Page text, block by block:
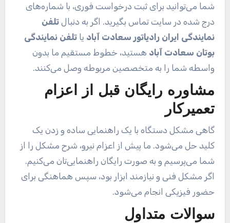
شما می‌توانید برای ثبت درخواست فوری، با شماره‌های
درج شده در سایت تماس بگیرید. اگر به دنبال تلفن
نمایندگی ایران رادیاتور سعادت آباد یا تلفن نمایندگی
بوتان سعادت آباد هستید، خطوط مستقیم ما بدون
واسطه شما را به متخصصین مربوطه وصل می‌کنند.
مشاوره رایگان قبل از اعزام
تعمیرکار
گاهی مشکل دستگاه با یک راهنمایی ساده و زدن یک
کلید حل می‌شود. ما پیش از اعزام نیرو، شرح مشکل را از
شما می‌پرسیم و به صورت رایگان راهنمایی‌تان می‌کنیم.
اگر مشکل فنی و نیازمند ابزار بود، سپس هماهنگی برای
حضور فیزیکی انجام می‌شود.
سوالات متداول